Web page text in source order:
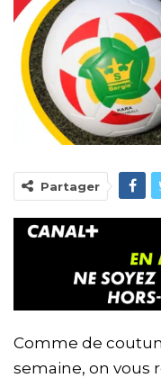
Partager
Comme de
semaine, on vous